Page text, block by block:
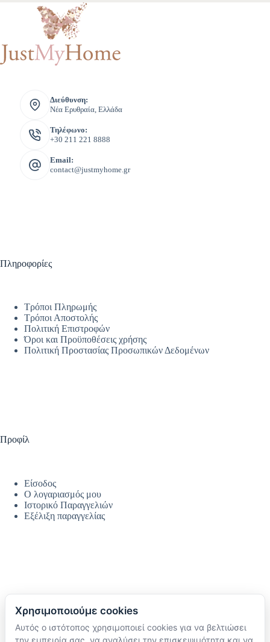
Διεύθυνση:
Νέα Ερυθραία, Ελλάδα
Τηλέφωνο:
+30 211 221 8888
Email:
contact@justmyhome.gr
Πληροφορίες
Τρόποι Πληρωμής
Τρόποι Αποστολής
Πολιτική Επιστροφών
Όροι και Προϋποθέσεις χρήσης
Πολιτική Προστασίας Προσωπικών Δεδομένων
Προφίλ
Είσοδος
Ο λογαριασμός μου
Ιστορικό Παραγγελιών
Εξέλιξη παραγγελίας
Ακολουθήστε μας
Χρησιμοποιούμε cookies
Αυτός ο ιστότοπος χρησιμοποιεί cookies για να βελτιώσει
την εμπειρία σας, να αναλύσει την επισκεψιμότητα και να